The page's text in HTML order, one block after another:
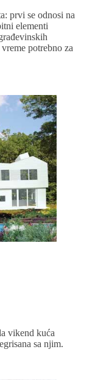
prvi se odnosi na
elementi
potrebno za
vikend kuća
sa njim.